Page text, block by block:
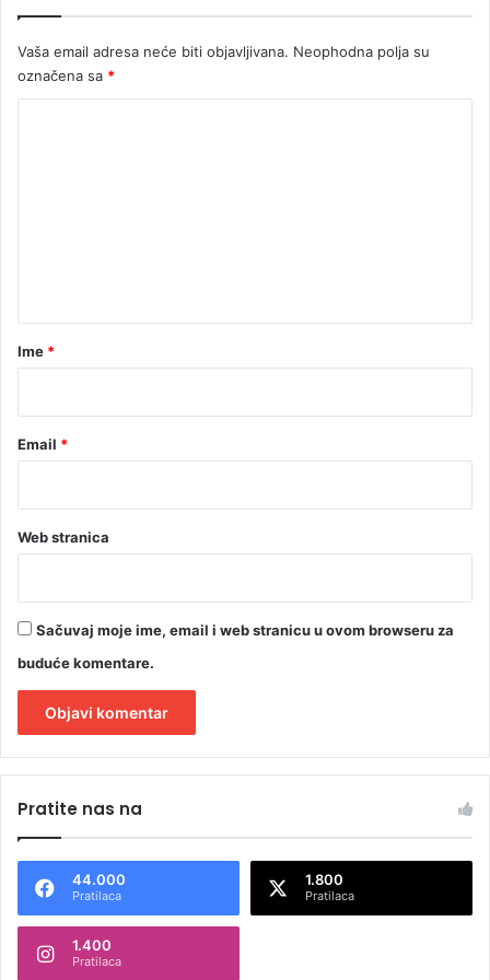
n
a
M
Vaša email adresa neće biti objavljivana. Neophodna polja su
označena sa *
rIme *
Email *
Web stranica
Sačuvaj moje ime, email i web stranicu u ovom browseru za
buduće komentare.
t
n
Pratite nas na
44.000
Pratilaca
1.800
Pratilaca
1.400
Pratilaca